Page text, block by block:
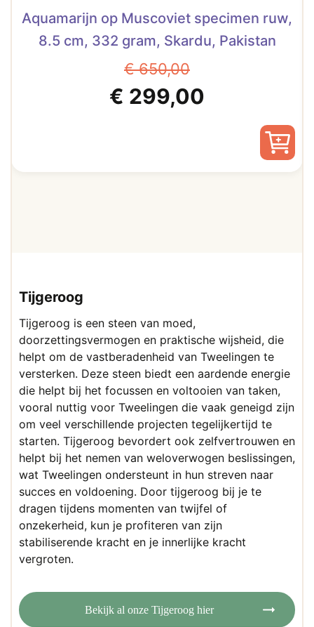
Aquamarijn op Muscoviet specimen ruw,
8.5 cm, 332 gram, Skardu, Pakistan
€650,00
Oorspronkelijke
€ 299,00
Tijgeroog
Tijgeroog is een steen van moed,
doorzettingsvermogen en praktische wijsheid, die
helpt om de vastberadenheid van Tweelingen te
versterken. Deze steen biedt een aardende energie
die helpt bij het focussen en voltooien van taken,
vooral nuttig voor Tweelingen die vaak geneigd zijn
om veel verschillende projecten tegelijkertijd te
starten. Tijgeroog bevordert ook zelfvertrouwen en
helpt bij het nemen van weloverwogen beslissingen,
wat Tweelingen ondersteunt in hun streven naar
succes en voldoening. Door tijgeroog bij je te
dragen tijdens momenten van twijfel of
onzekerheid, kun je profiteren van zijn
stabiliserende kracht en je innerlijke kracht
vergroten.
Bekijk al onze Tijgeroog hier